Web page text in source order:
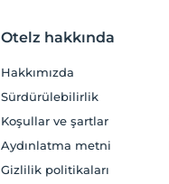
Otelz hakkında
Hakkımızda
Sürdürülebilirlik
Koşullar ve şartlar
Aydınlatma metni
Gizlilik politikaları